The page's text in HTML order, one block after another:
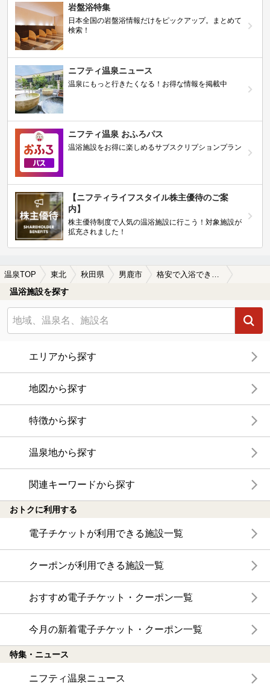
岩盤浴特集
日本全国の岩盤浴情報だけをピックアップ。まとめて
検索！
ニフティ温泉ニュース
温泉にもっと行きたくなる！お得な情報を掲載中
ニフティ温泉 おふろパス
温浴施設をお得に楽しめるサブスクリプションプラン
【ニフティライフスタイル株主優待のご案
内】
株主優待制度で人気の温浴施設に行こう！対象施設が
拡充されました！
温泉TOP 東北 秋田県 男鹿市
温浴施設を探す
エリアから探す
地図から探す
特徴から探す
温泉地から探す
関連キーワードから探す
おトクに利用する
電子チケットが利用できる施設一覧
クーポンが利用できる施設一覧
おすすめ電子チケット・クーポン一覧
今月の新着電子チケット・クーポン一覧
特集・ニュース
ニフティ温泉ニュース